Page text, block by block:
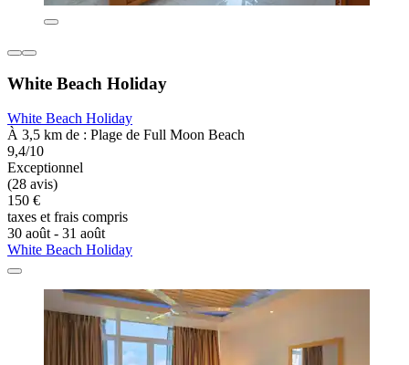
White Beach Holiday
White Beach Holiday
À 3,5 km de : Plage de Full Moon Beach
9,4/10
Exceptionnel
(28 avis)
150 €
taxes et frais compris
30 août - 31 août
White Beach Holiday